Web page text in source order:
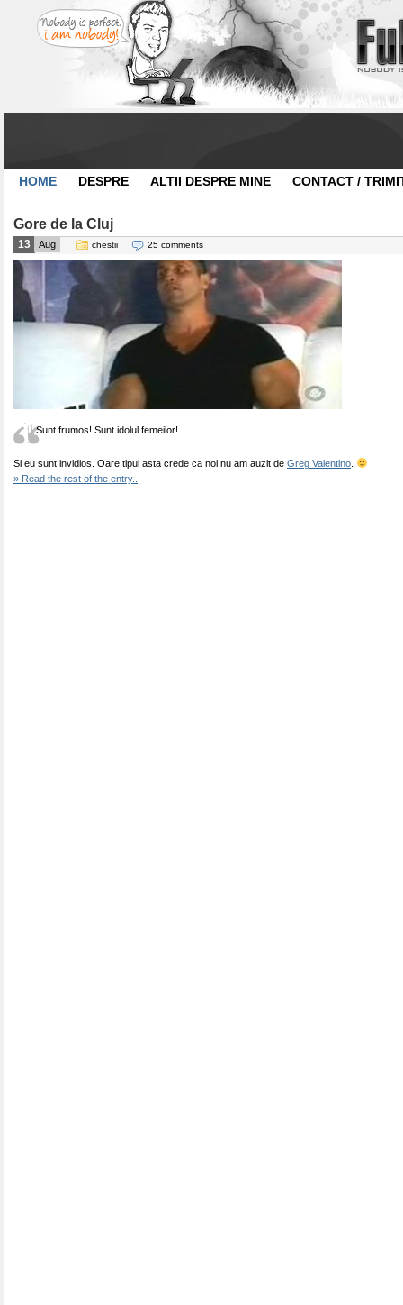
HOME DESPRE ALTII DESPRE MINE CONTACT /
Gore de la Cluj
13 Aug chestii 25 comments
Sunt frumos! Sunt idolul femeilor!
Si eu sunt invidios. Oare tipul asta crede ca noi nu am auzit de Greg Valentino
» Read the rest of the entry..